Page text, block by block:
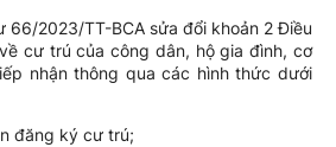
66/2023/TT-BCA sửa đổi khoản 2 Điều
cư trú của công dân, hộ gia đình, cơ
nhận thông qua các hình thức dưới
đăng ký cư trú;